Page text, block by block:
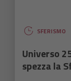
SFERISMO
Universo
spezza la